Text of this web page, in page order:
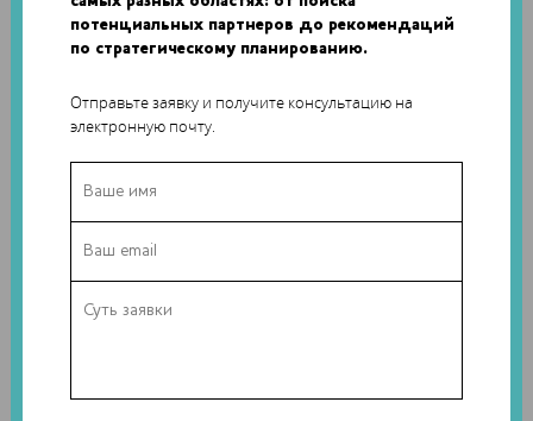
потенциальных партнеров до рекомендаций
по стратегическому планированию.
Отправьте заявку и получите консультацию на
электронную почту.
быстром создании прототипов при большей степени
контроля, чем позволяют 3D-ручки.
Механический манипулятор также призван реагировать на
действия пользователя в реальном времени – касаясь
Если пользователь отойдет от печатной платформы, робот